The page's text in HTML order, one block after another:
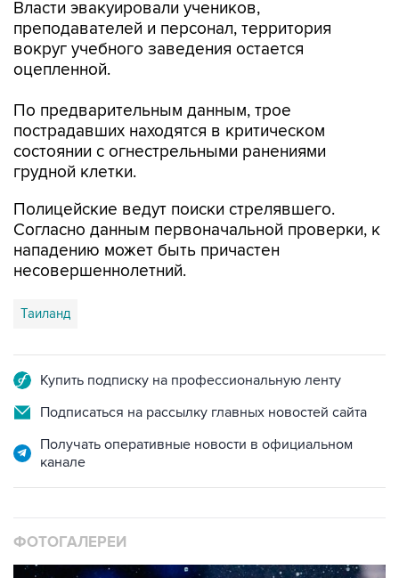
Власти эвакуировали учеников,
преподавателей и персонал, территория
вокруг учебного заведения остается
оцепленной.
По предварительным данным, трое
пострадавших находятся в критическом
состоянии с огнестрельными ранениями
грудной клетки.
Полицейские ведут поиски стрелявшего.
Согласно данным первоначальной проверки, к
нападению может быть причастен
несовершеннолетний.
Таиланд
Купить подписку на профессиональную ленту
Подписаться на рассылку главных новостей сайта
Получать оперативные новости в официальном
канале
ФОТОГАЛЕРЕИ